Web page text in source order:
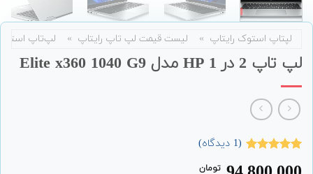
لپتاپ استوک رایتاپ » لیست قیمت لپ تاپ رایتاپ » لپ‌تاپ
لپ تاپ 2 در 1 HP مدل Elite x360 1040 G9
از 5 امتیاز
(
1 دیدگاه)
تومان